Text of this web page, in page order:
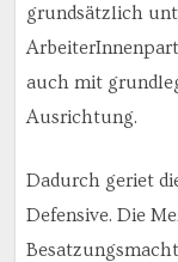
grundsätzlich
auch mit
Ausrichtung.
Dadurch geriet
Defensive. Die